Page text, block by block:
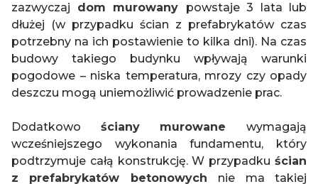
zazwyczaj dom murowany powstaje 3 lata lub
dłużej (w przypadku ścian z prefabrykatów czas
potrzebny na ich postawienie to kilka dni). Na czas
budowy takiego budynku wpływają warunki
pogodowe – niska temperatura, mrozy czy opady
deszczu mogą uniemożliwić prowadzenie prac.
Dodatkowo ściany murowanewymagają
wcześniejszego wykonania fundamentu, który
podtrzymuje całą konstrukcję. W przypadku ścian
z prefabrykatów betonowych nie ma takiej